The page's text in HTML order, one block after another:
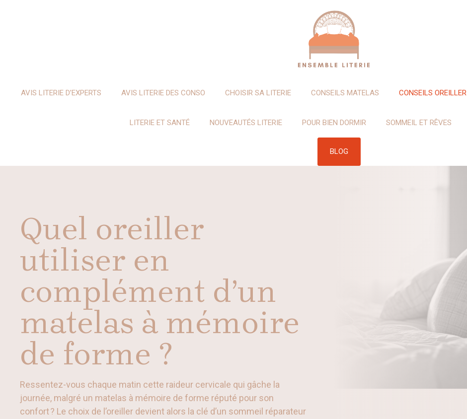
AVIS LITERIE D’EXPERTS AVIS LITERIE DES CONSO CHOISIR SA LITERIE CONSEILS MATELAS CONSEILS OREILLER
LITERIE ET SANTÉ NOUVEAUTÉS LITERIE POUR BIEN DORMIR SOMMEIL ET RÊVES
BLOG
Quel oreiller
utiliser en
complément d’un
matelas à mémoire
de forme ?
Ressentez-vous chaque matin cette raideur cervicale qui gâche la
journée, malgré un matelas à mémoire de forme réputé pour son
confort ? Le choix de l’oreiller devient alors la clé d’un sommeil réparateur